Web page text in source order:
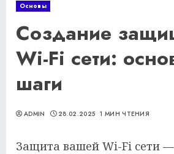
Основы
Создание
Wi-Fi сети:
шаги
ADMIN 28.02.2025 1 МИН ЧТЕНИЯ
Защита вашей Wi-Fi сети